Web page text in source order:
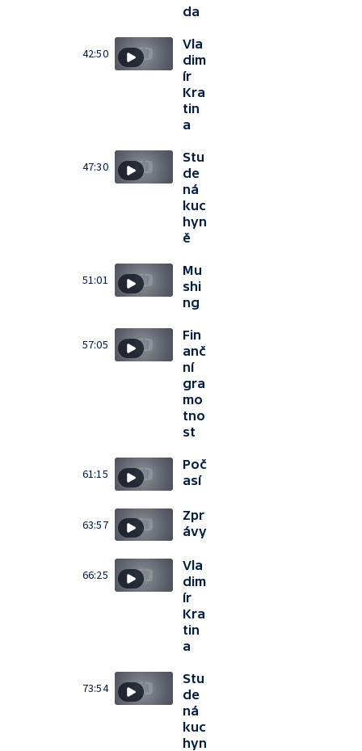
da
42:50
Vla
dim
ír
Kra
tin
a
47:30
Stu
de
ná
kuc
hyn
ě
51:01
Mu
shi
ng
57:05
Fin
anč
ní
gra
mo
tno
st
61:15
Poč
así
63:57
Zpr
ávy
66:25
Vla
dim
ír
Kra
tin
a
73:54
Stu
de
ná
kuc
hyn